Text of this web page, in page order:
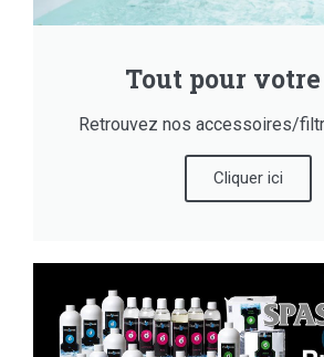
Tout pour
Retrouvez nos accessoires/
Cliquer ici